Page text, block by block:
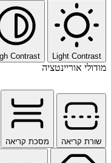
Light Contrast
Contrast
מודולי אוריינטציה
שורת קריאה מסכת קריאה